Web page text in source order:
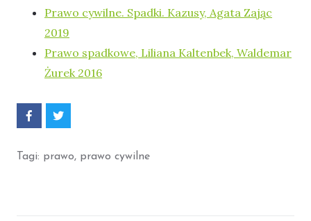
Prawo cywilne. Spadki. Kazusy, Agata Zając
2019
Prawo spadkowe, Liliana Kaltenbek, Waldemar
Żurek 2016
o
i
o
i
Tagi: prawo, prawo cywilne